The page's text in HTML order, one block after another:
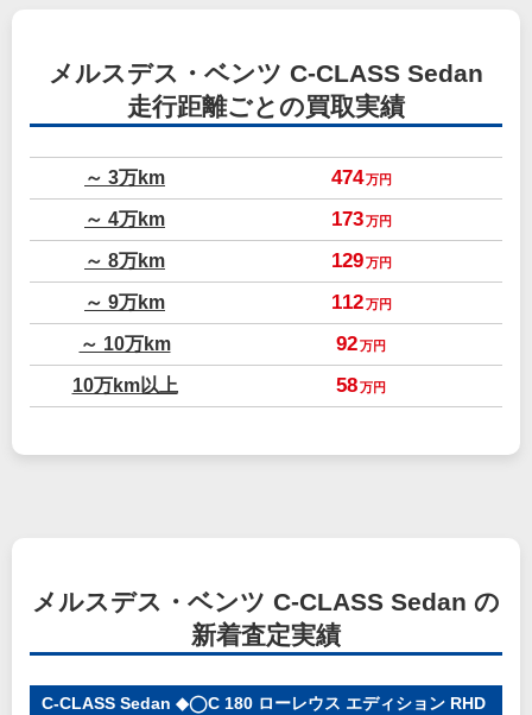
メルスデス・ベンツ C-CLASS Sedan
走行距離ごとの買取実績
～ 3万km 474 万円
～ 4万km 173 万円
～ 8万km 129 万円
～ 9万km 112 万円
～ 10万km 92万円
10万km以上 58万円
メルスデス・ベンツ C-CLASS Sedan の
新着査定実績
C-CLASS Sedan ◆◯C 180 ローレウス エディション RHD